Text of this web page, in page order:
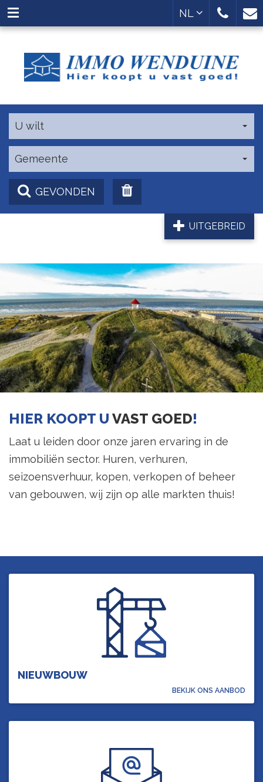
NL
U wilt
Gemeente
GEVONDEN
UITGEBREID
HIER KOOPT U VAST GOED!
Laat u leiden door onze jaren ervaring in de
immobiliën sector. Huren, verhuren,
seizoensverhuur, kopen, verkopen of beheer
van gebouwen, wij zijn op alle markten thuis!
NIEUWBOUW
BEKIJK ONS AANBOD